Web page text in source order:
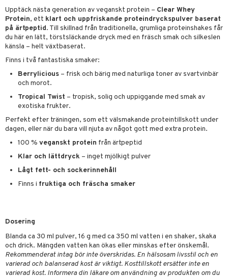
Upptäck nästa generation av veganskt protein – Clear Whey
Protein, ett klart och uppfriskande proteindryckspulver baserat
på ärtpeptid. Till skillnad från traditionella, grumliga proteinshakes får
du här en lätt, törstsläckande dryck med en fräsch smak och silkeslen
känsla – helt växtbaserat.
Finns i två fantastiska smaker:
Berrylicious – frisk och bärig med naturliga toner av svartvinbär
och morot.
Tropical Twist – tropisk, solig och uppiggande med smak av
exotiska frukter.
Perfekt efter träningen, som ett välsmakande proteintillskott under
dagen, eller när du bara vill njuta av något gott med extra protein.
100 % veganskt protein från ärtpeptid
Klar och lättdryck – inget mjölkigt pulver
Lågt fett- och sockerinnehåll
Finns i fruktiga och fräscha smaker
Dosering
Blanda ca 30 ml pulver, 16 g med ca 350 ml vatten i en shaker, skaka
och drick. Mängden vatten kan ökas eller minskas efter önskemål.
Rekommenderat intag bör inte överskridas. En hälsosam livsstil och en
varierad och balanserad kost är viktigt. Kosttillskott ersätter inte en
varierad kost. Informera din läkare om användning av produkten om du